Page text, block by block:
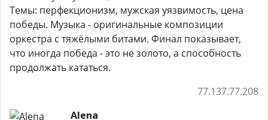
Темы: перфекционизм, мужская уязвимость, цена
победы. Музыка - оригинальные композиции
оркестра с тяжёлыми битами. Финал показывает,
что иногда победа - это не золото, а способность
продолжать кататься.
77.137.77.208
Alena